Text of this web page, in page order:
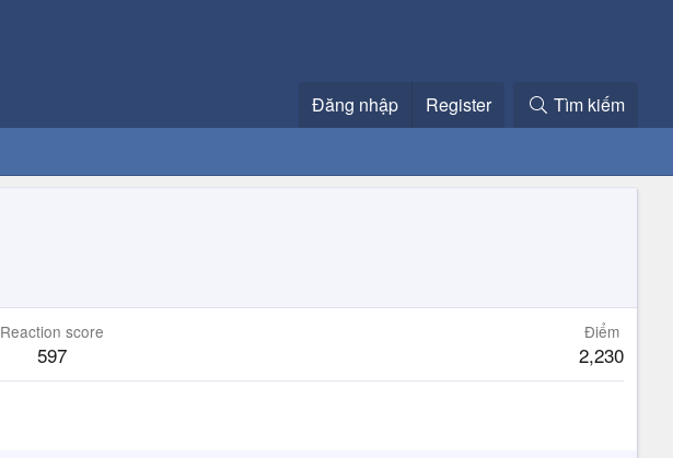
Đăng nhập Register Tìm kiếm
Reaction score
597
Điểm
2,230